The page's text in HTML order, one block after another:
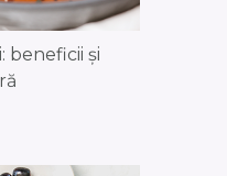
beneficii și